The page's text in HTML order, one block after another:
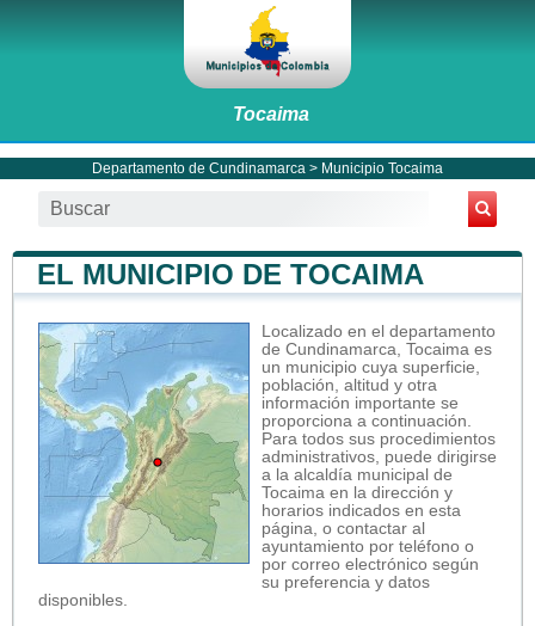
Tocaima
Departamento de Cundinamarca > Municipio Tocaima
EL MUNICIPIO DE TOCAIMA
Localizado en el departamento
de Cundinamarca, Tocaima es
un municipio cuya superficie,
población, altitud y otra
información importante se
proporciona a continuación.
Para todos sus procedimientos
administrativos, puede dirigirse
a la alcaldía municipal de
Tocaima en la dirección y
horarios indicados en esta
página, o contactar al
ayuntamiento por teléfono o
por correo electrónico según
su preferencia y datos
disponibles.